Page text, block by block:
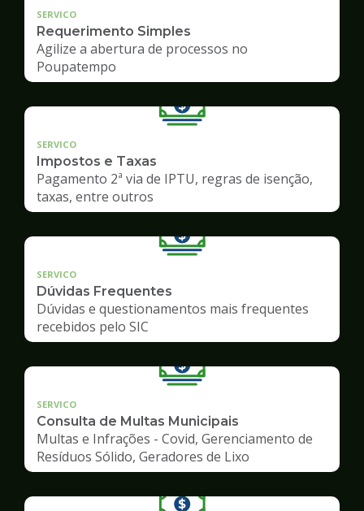
SERVICO
Requerimento Simples
Agilize a abertura de processos no
Poupatempo
SERVICO
Impostos e Taxas
Pagamento 2ª via de IPTU, regras de isenção,
taxas, entre outros
SERVICO
Dúvidas Frequentes
Dúvidas e questionamentos mais frequentes
recebidos pelo SIC
SERVICO
Consulta de Multas Municipais
Multas e Infrações - Covid, Gerenciamento de
Resíduos Sólido, Geradores de Lixo